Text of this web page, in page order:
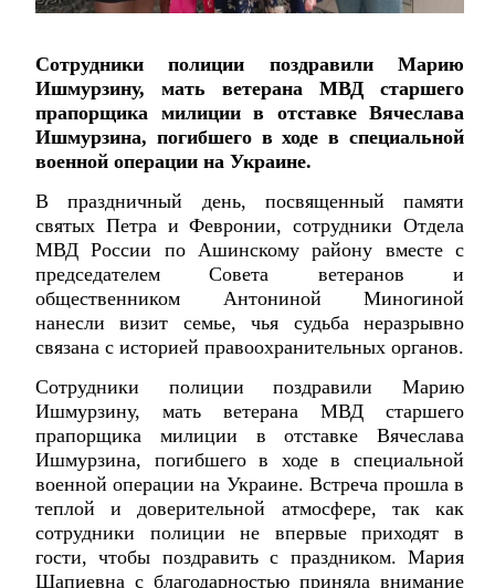
Сотрудники полиции поздравили Марию
Ишмурзину, мать ветерана МВД старшего
прапорщика милиции в отставке Вячеслава
Ишмурзина, погибшего в ходе в специальной
военной операции на Украине.
В праздничный день, посвященный памяти
святых Петра и Февронии, сотрудники Отдела
МВД России по Ашинскому району вместе с
председателем Совета ветеранов и
общественником Антониной Миногиной
нанесли визит семье, чья судьба неразрывно
связана с историей правоохранительных органов.
Сотрудники полиции поздравили Марию
Ишмурзину, мать ветерана МВД старшего
прапорщика милиции в отставке Вячеслава
Ишмурзина, погибшего в ходе в специальной
военной операции на Украине. Встреча прошла в
теплой и доверительной атмосфере, так как
сотрудники полиции не впервые приходят в
гости, чтобы поздравить с праздником. Мария
Шапиевна с благодарностью приняла внимание